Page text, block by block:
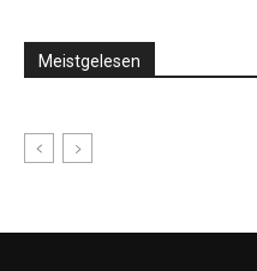
Meistgelesen